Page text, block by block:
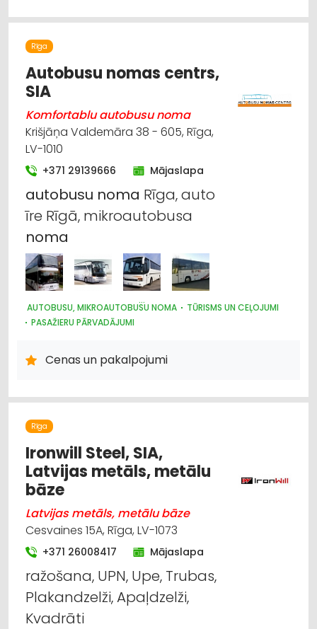
Kravas auto, apkope un rezerves daļas
Kravu pārvadājumi: auto
Tūrisms un ceļojumi
Rīga
Autobusu nomas centrs,
SIA
Komfortablu autobusu noma
Krišjāņa Valdemāra 38 - 605, Rīga,
LV-1010
+371 29139666 Mājaslapa
autobusu noma Rīga, auto
īre Rīgā, mikroautobusa
noma
AUTOBUSU, MIKROAUTOBUSU NOMA
TŪRISMS UN CEĻOJUMI
PASAŽIERU PĀRVADĀJUMI
Cenas un pakalpojumi
Rīga
Ironwill Steel, SIA,
Latvijas metāls, metālu
bāze
Latvijas metāls, metālu bāze
Cesvaines 15A, Rīga, LV-1073
+371 26008417 Mājaslapa
ražošana, UPN, Upe, Trubas,
Plakandzelži, Apaļdzelži,
Kvadrāti